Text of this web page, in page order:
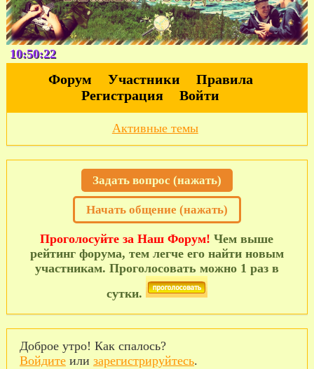
10:50:22
Форум Участники
Правила
Регистрация
Войти
Активные темы
Задать вопрос (нажать)
Начать общение (нажать)
Проголосуйте за Наш Форум! Чем выше
рейтинг форума, тем легче его найти новым
участникам. Проголосовать можно 1 раз в
сутки.
Доброе утро! Как спалось?
Войдитеили зарегистрируйтесь.